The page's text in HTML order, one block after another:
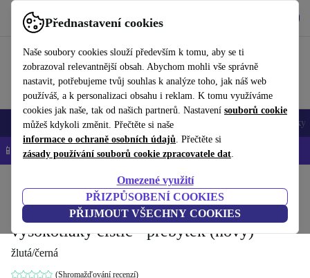
Přednastavení cookies
Naše soubory cookies slouží především k tomu, aby se ti
zobrazoval relevantnější obsah. Abychom mohli vše správně
nastavit, potřebujeme tvůj souhlas k analýze toho, jak náš web
používáš, a k personalizaci obsahu i reklam. K tomu využíváme
cookies jak naše, tak od našich partnerů. Nastavení souborů cookie
můžeš kdykoli změnit. Přečtěte si naše
informace o ochraně osobních údajů. Přečtěte si
zásady používání souborů cookie zpracovatele dat.
Omezené využití
PŘIZPŮSOBENÍ COOKIES
PŘIJMOUT VŠECHNY COOKIES
Používejte refurbed rychle a snadno
Mobily a smartphony Notebooky Tablety Doplňky
📱 -5 % NAVÍC na všechny iPhony – kód: IPHONEDEAL-
Vysokotlaké čističe
Kärcher K 5 Premium Smart Control
vysokotlaký čistič - přebytek (nový)
žlutá/černá
(Shromažďování recenzí)